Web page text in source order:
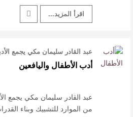
اقرأ المزيد...
عبد القادر سليمان مكي يجمع
الموارد للتشبيك وبنا …
أدب الأطفال واليافعين
عبد القادر سليمان مكي يجمع
من الموارد للتشبيك وبناء